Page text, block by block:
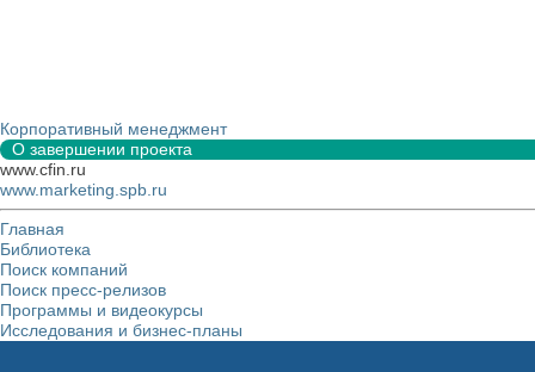
Корпоративный менеджмент
О завершении проекта
www.cfin.ru
www.marketing.spb.ru
Главная
Библиотека
Поиск компаний
Поиск пресс-релизов
Программы и видеокурсы
Исследования и бизнес-планы